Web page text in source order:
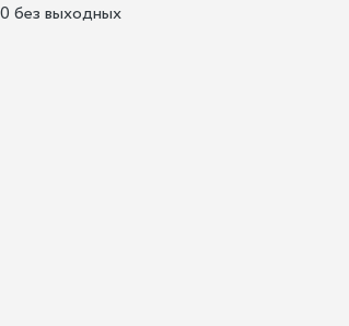
без выходных